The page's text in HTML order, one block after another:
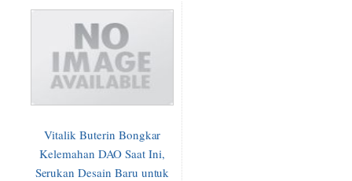
Vitalik Buterin Bongkar
Kelemahan DAO Saat Ini,
Serukan Desain Baru untuk